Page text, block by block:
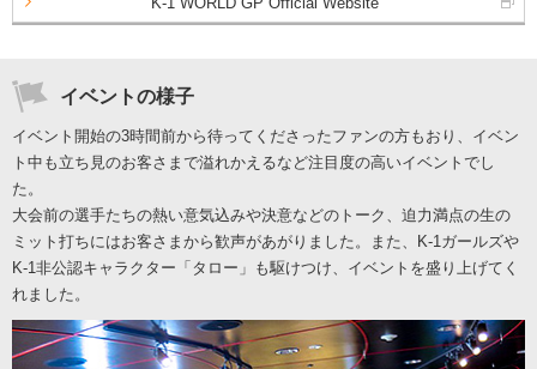
イベントの様子
イベント開始の3時間前から待ってくださったファンの方もおり、イベン
ト中も立ち見のお客さまで溢れかえるなど注目度の高いイベントでし
た。
大会前の選手たちの熱い意気込みや決意などのトーク、迫力満点の生の
ミット打ちにはお客さまから歓声があがりました。また、K-1ガールズや
K-1非公認キャラクター「タロー」も駆けつけ、イベントを盛り上げてく
れました。